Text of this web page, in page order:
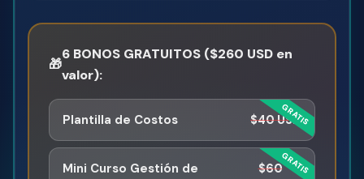
🎁
6 BONOS GRATUITOS ($260 USD en
valor):
Plantilla de Costos $40 USD
Mini Curso Gestión de
$60